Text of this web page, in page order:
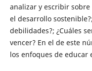
analizar y escribir
el desarrollo
debilidades?; ¿Cuáles
vencer? En el de este
los enfoques de educar